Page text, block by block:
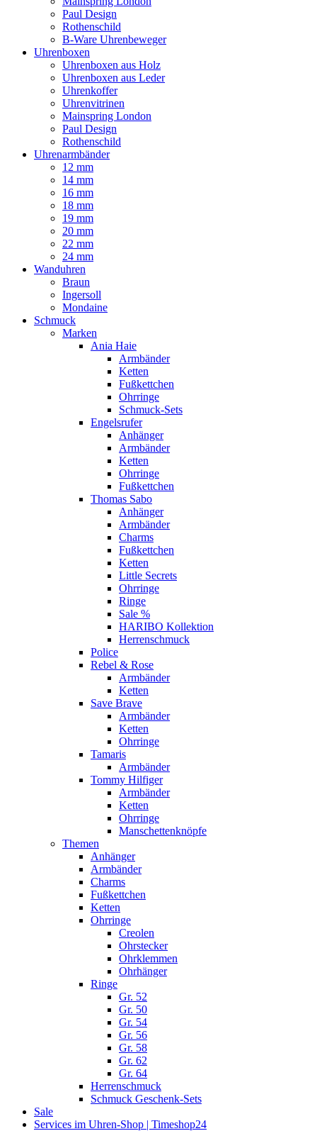
Paul Design
Rothenschild
B-Ware Uhrenbeweger
Uhrenboxen
Uhrenboxen aus Holz
Uhrenboxen aus Leder
Uhrenkoffer
Uhrenvitrinen
Mainspring London
Paul Design
Rothenschild
Uhrenarmbänder
12 mm
14 mm
16 mm
18 mm
19 mm
20 mm
22 mm
24 mm
Wanduhren
Braun
Ingersoll
Mondaine
Schmuck
Marken
Ania Haie
Armbänder
Ketten
Fußkettchen
Ohrringe
Schmuck-Sets
Engelsrufer
Anhänger
Armbänder
Ketten
Ohrringe
Fußkettchen
Thomas Sabo
Anhänger
Armbänder
Charms
Fußkettchen
Ketten
Little Secrets
Ohrringe
Ringe
Sale %
HARIBO Kollektion
Herrenschmuck
Police
Rebel & Rose
Armbänder
Ketten
Save Brave
Armbänder
Ketten
Ohrringe
Tamaris
Armbänder
Tommy Hilfiger
Armbänder
Ketten
Ohrringe
Manschettenknöpfe
Themen
Anhänger
Armbänder
Charms
Fußkettchen
Ketten
Ohrringe
Creolen
Ohrstecker
Ohrklemmen
Ohrhänger
Ringe
Gr. 52
Gr. 50
Gr. 54
Gr. 56
Gr. 58
Gr. 62
Gr. 64
Herrenschmuck
Schmuck Geschenk-Sets
Sale
Services im Uhren-Shop | Timeshop24